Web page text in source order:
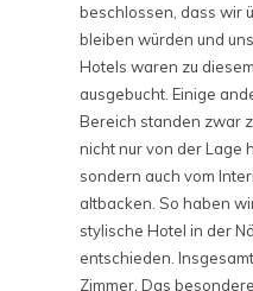
beschlossen, dass wir
bleiben würden und
Hotels waren zu
ausgebucht. Einige
Bereich standen zwar
nicht nur von der Lage
sondern auch vom
altbacken. So haben
stylische Hotel in der
entschieden.
Zimmer. Das